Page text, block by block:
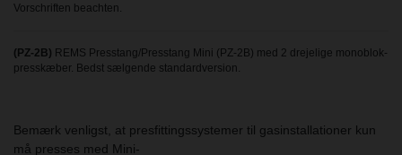
Vorschriften beachten.
(PZ-2B) REMS Presstang/Presstang Mini (PZ-2B) med 2 drejelige monoblok-
presskæber. Bedst sælgende standardversion.
Bemærk venligst, at presfittingssystemer til gasinstallationer kun
må presses med Mini-